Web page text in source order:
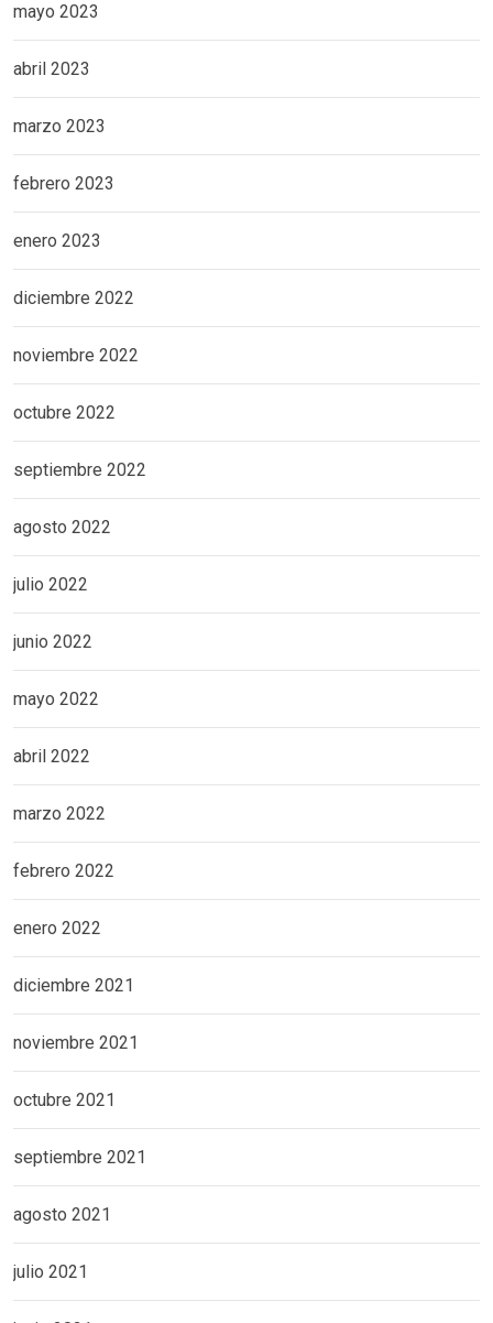
mayo 2023
abril 2023
marzo 2023
febrero 2023
enero 2023
diciembre 2022
noviembre 2022
octubre 2022
septiembre 2022
agosto 2022
julio 2022
junio 2022
mayo 2022
abril 2022
marzo 2022
febrero 2022
enero 2022
diciembre 2021
noviembre 2021
octubre 2021
septiembre 2021
agosto 2021
julio 2021